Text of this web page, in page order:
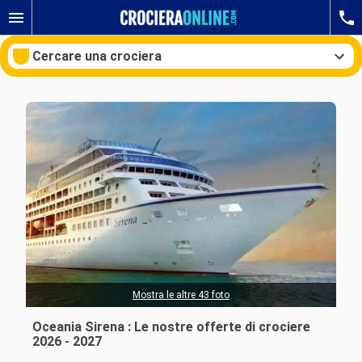
Cercare una crociera
Le nostre destinazioni
Mesi di partenza
Porti Compagnie
Ricerca
Oceania Sirena : Le nostre offerte di crociere
2026 - 2027
Mostra le altre 43 foto